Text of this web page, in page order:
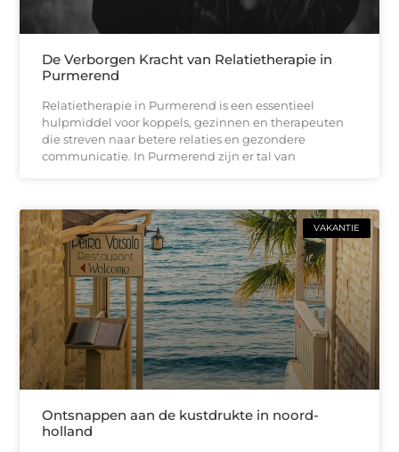
De Verborgen Kracht van Relatietherapie in
Purmerend
Relatietherapie in Purmerend is een essentieel
hulpmiddel voor koppels, gezinnen en therapeuten
die streven naar betere relaties en gezondere
communicatie. In Purmerend zijn er tal van
VAKANTIE
Ontsnappen aan de kustdrukte in noord-
holland